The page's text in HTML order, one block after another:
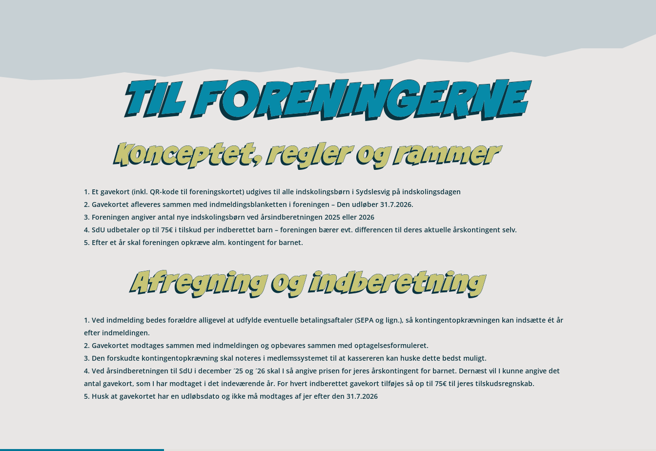
Et gave­kort (inkl. QR-kode til for­e­nings­kor­tet) udgi­ves til alle ind­sko­lings­børn i Syds­lesvig på indskolingsdagen
Gave­kor­tet afle­ve­res sammen med ind­mel­dings­blan­ket­ten i for­e­nin­gen – Den udlø­ber 31.7.2026.
For­e­nin­gen angi­ver antal nye ind­sko­lings­børn ved årsind­be­ret­nin­gen 2025 eller 2026
SdU udbe­ta­ler op til 75€ i til­skud per ind­be­ret­tet barn – for­e­nin­gen bærer evt. dif­fe­ren­cen til deres aktu­elle års­kon­tin­gent selv.
Efter et år skal for­e­nin­gen opkræve alm. kon­tin­gent for barnet.
Ved ind­mel­ding bedes for­æl­dre alli­ge­vel at udfylde even­tu­elle beta­lings­af­ta­ler (SEPA og lign.), så kon­tin­gen­topkræv­nin­gen kan ind­sætte ét år
efter indmeldingen.
Gave­kor­tet mod­ta­ges sammen med ind­mel­din­gen og opbe­va­res sammen med optagelsesformuleret.
Den forskudte kon­tin­gen­topkræv­ning skal note­res i med­lem­s­sy­ste­met til at kas­se­re­ren kan huske dette bedst muligt.
Ved årsind­be­ret­nin­gen til SdU i decem­ber ´25 og ´26 skal I så angive prisen for jeres års­kon­tin­gent for barnet. Der­næst vil I kunne angive det
antal gave­kort, som I har mod­ta­get i det inde­væ­rende år. For hvert ind­be­ret­tet gave­kort til­fø­jes så op til 75€ til jeres tilskudsregnskab.
Husk at gave­kor­tet har en udløbs­dato og ikke må mod­ta­ges af jer efter den 31.7.2026